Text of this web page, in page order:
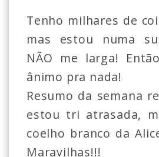
Tenho milhares de
mas estou numa
NÃO me larga!
ânimo pra nada!
Resumo da semana
estou tri atrasada,
coelho branco da
Maravilhas!!!